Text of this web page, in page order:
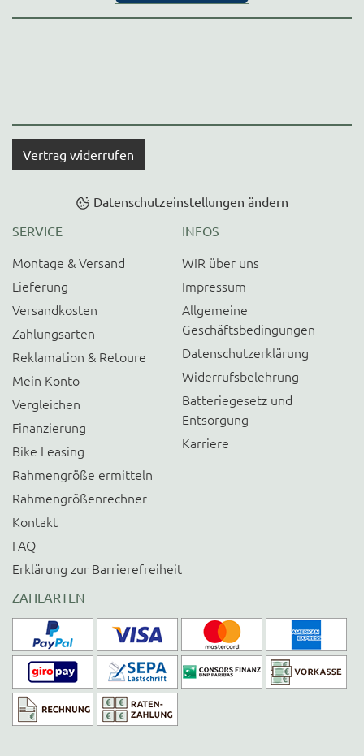
Vertrag widerrufen
Datenschutzeinstellungen ändern
SERVICE
Montage & Versand
Lieferung
Versandkosten
Zahlungsarten
Reklamation & Retoure
Mein Konto
Vergleichen
Finanzierung
Bike Leasing
Rahmengröße ermitteln
Rahmengrößenrechner
Kontakt
FAQ
Erklärung zur Barrierefreiheit
INFOS
WIR über uns
Impressum
Allgemeine
Geschäftsbedingungen
Datenschutzerklärung
Widerrufsbelehrung
Batteriegesetz und
Entsorgung
Karriere
ZAHLARTEN